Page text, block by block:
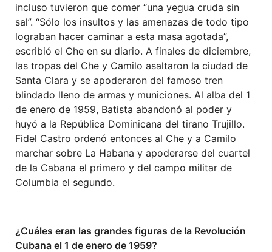
incluso tuvieron que comer “una yegua cruda sin
sal”. “Sólo los insultos y las amenazas de todo tipo
lograban hacer caminar a esta masa agotada”,
escribió el Che en su diario. A finales de diciembre,
las tropas del Che y Camilo asaltaron la ciudad de
Santa Clara y se apoderaron del famoso tren
blindado lleno de armas y municiones. Al alba del 1
de enero de 1959, Batista abandonó al poder y
huyó a la República Dominicana del tirano Trujillo.
Fidel Castro ordenó entonces al Che y a Camilo
marchar sobre La Habana y apoderarse del cuartel
de la Cabana el primero y del campo militar de
Columbia el segundo.
¿Cuáles eran las grandes figuras de la Revolución
Cubana el 1 de enero de 1959?